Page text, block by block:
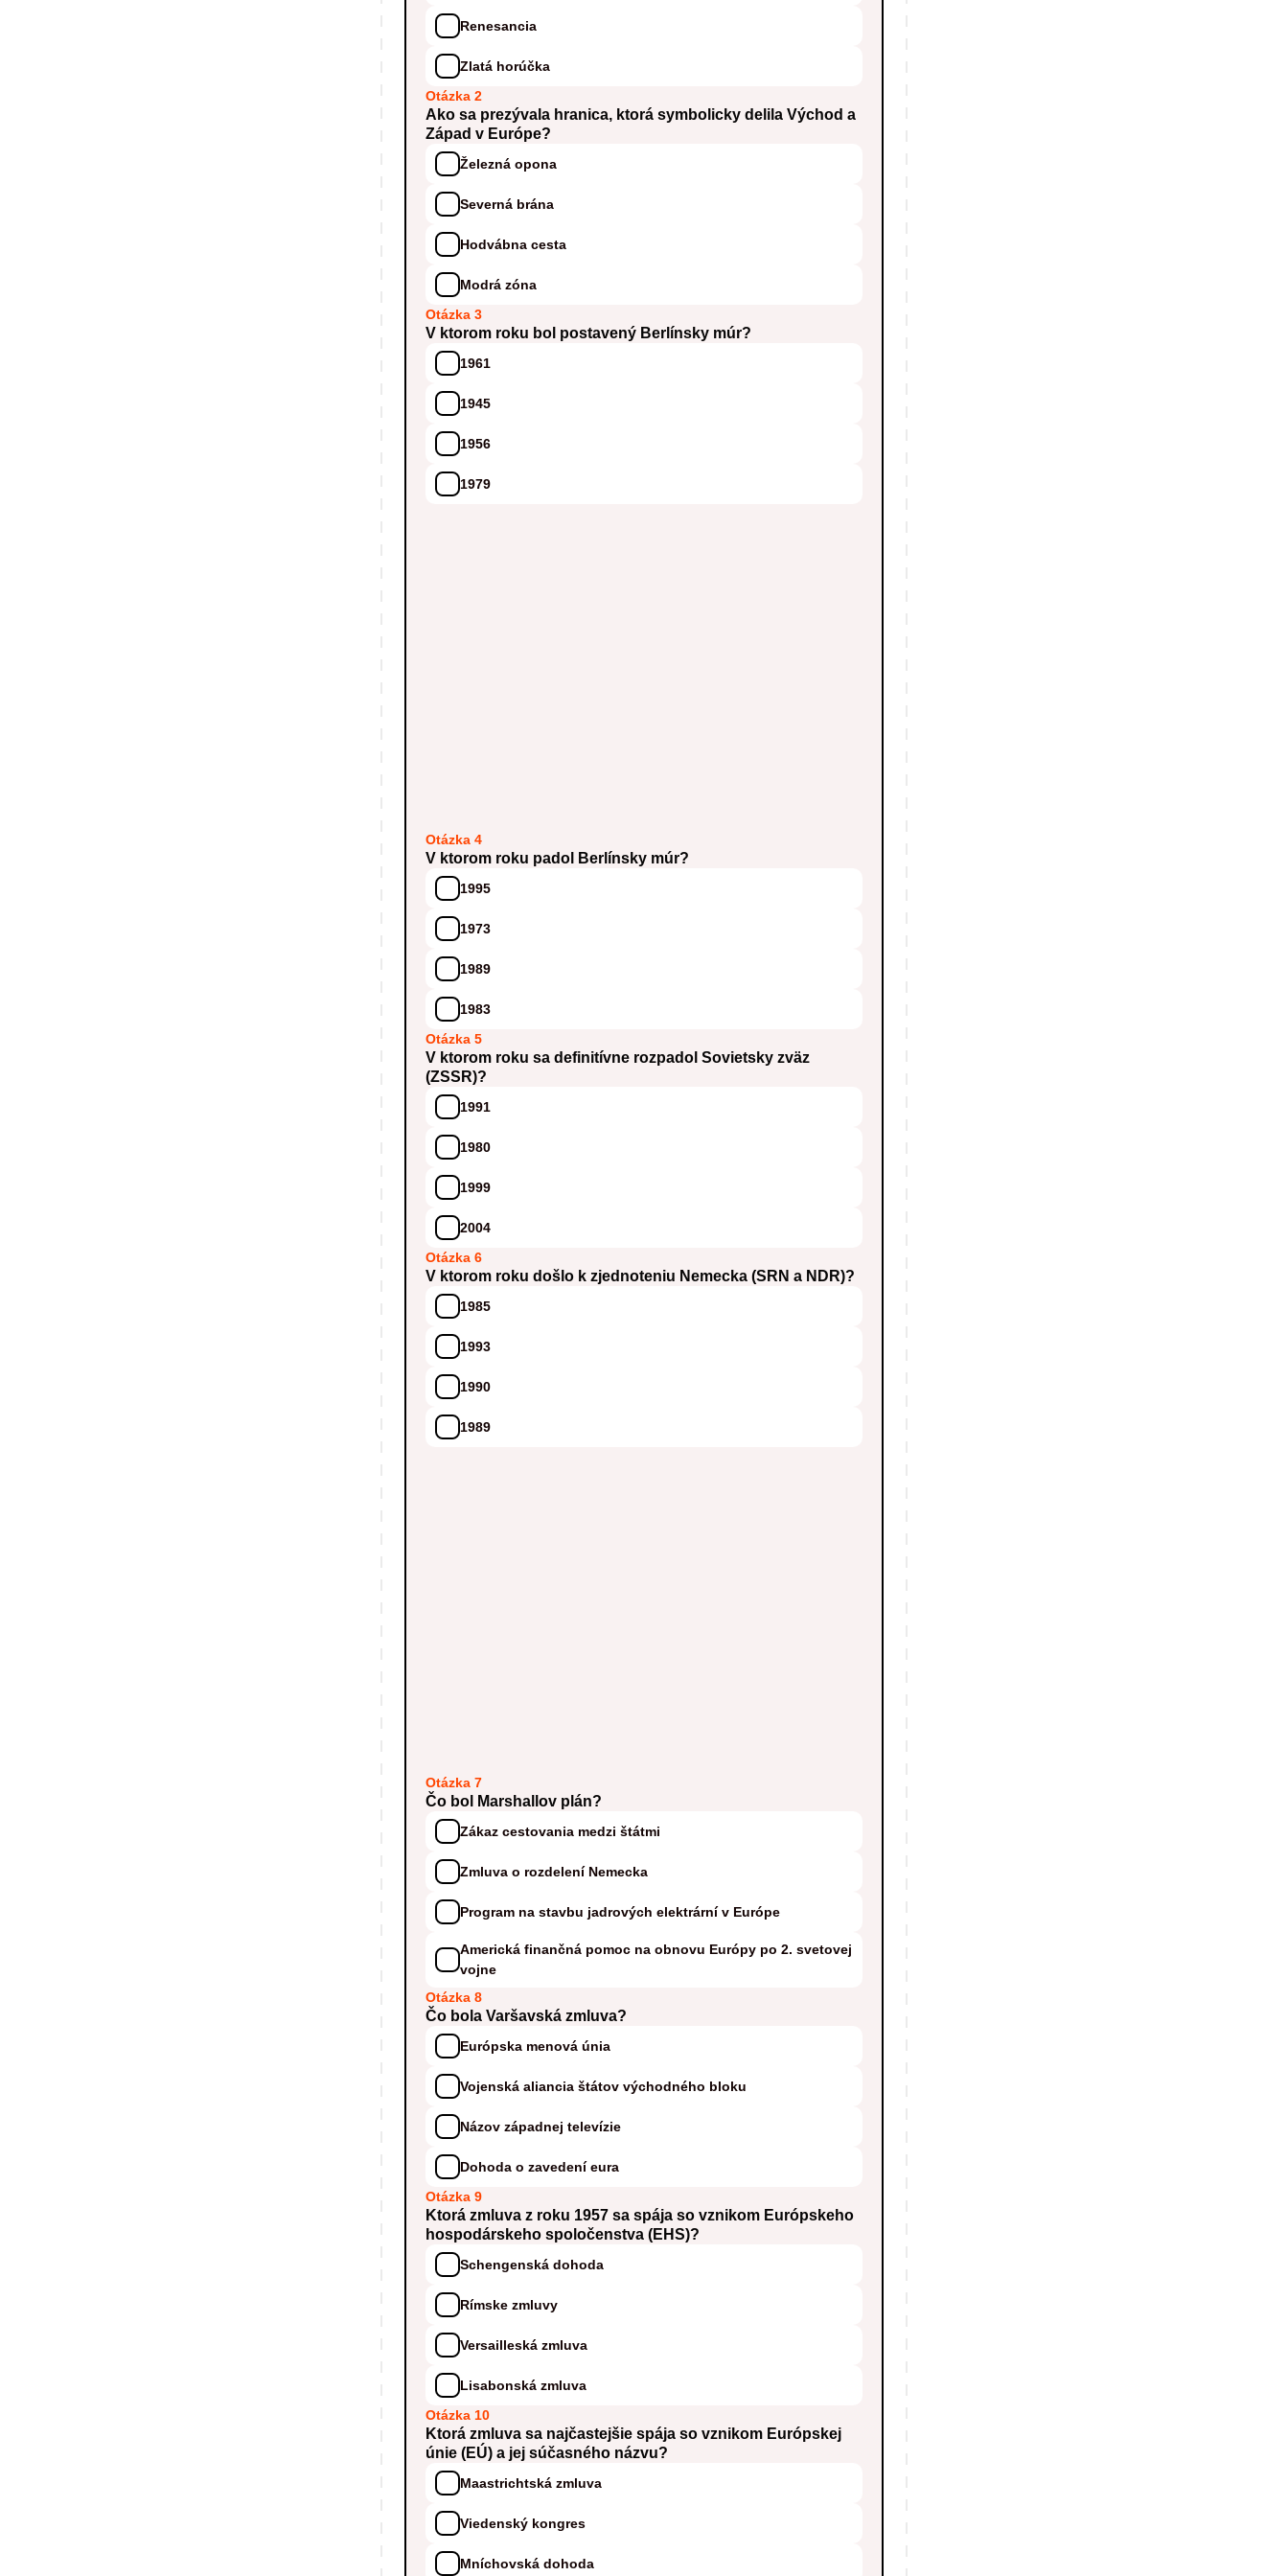
Renesancia
Zlatá horúčka
Otázka 2
Ako sa prezývala hranica, ktorá symbolicky delila Východ a
Západ v Európe?
Železná opona
Severná brána
Hodvábna cesta
Modrá zóna
Otázka 3
V ktorom roku bol postavený Berlínsky múr?
1961
1945
1956
1979
Otázka 4
V ktorom roku padol Berlínsky múr?
1995
1973
1989
1983
Otázka 5
V ktorom roku sa definitívne rozpadol Sovietsky zväz
(ZSSR)?
1991
1980
1999
2004
Otázka 6
V ktorom roku došlo k zjednoteniu Nemecka (SRN a NDR)?
1985
1993
1990
1989
Otázka 7
Čo bol Marshallov plán?
Zákaz cestovania medzi štátmi
Zmluva o rozdelení Nemecka
Program na stavbu jadrových elektrární v Európe
Americká finančná pomoc na obnovu Európy po 2. svetovej
vojne
Otázka 8
Čo bola Varšavská zmluva?
Európska menová únia
Vojenská aliancia štátov východného bloku
Názov západnej televízie
Dohoda o zavedení eura
Otázka 9
Ktorá zmluva z roku 1957 sa spája so vznikom Európskeho
hospodárskeho spoločenstva (EHS)?
Schengenská dohoda
Rímske zmluvy
Versailleská zmluva
Lisabonská zmluva
Otázka 10
Ktorá zmluva sa najčastejšie spája so vznikom Európskej
únie (EÚ) a jej súčasného názvu?
Maastrichtská zmluva
Viedenský kongres
Mníchovská dohoda